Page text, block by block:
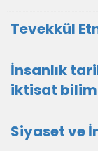
Tevekkül
İnsanlık
iktisat
Siyaset ve